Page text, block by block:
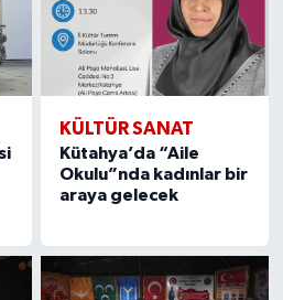
KÜLTÜR SANAT
Kütahya’da “Aile
Okulu”nda kadınlar bir
araya gelecek